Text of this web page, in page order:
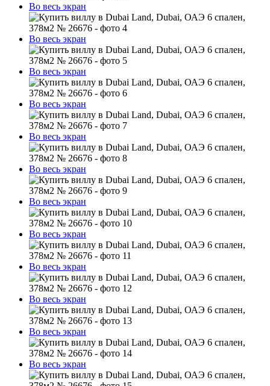
Во весь экран
Во весь экран
Во весь экран
Во весь экран
Во весь экран
Во весь экран
Во весь экран
Во весь экран
Во весь экран
Во весь экран
Во весь экран
Во весь экран